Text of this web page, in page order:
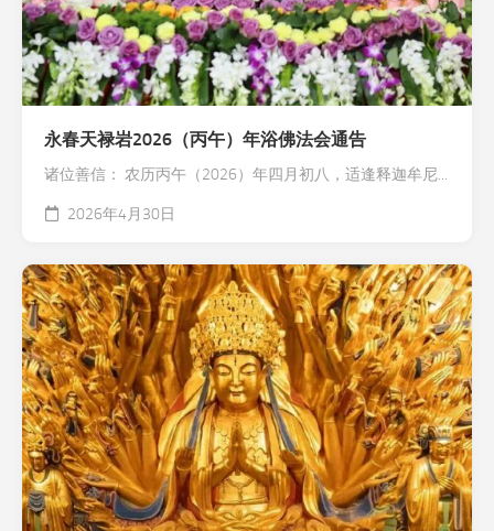
永春天禄岩2026（丙午）年浴佛法会通告
诸位善信： 农历丙午（2026）年四月初八，适逢释迦牟尼...
2026年4月30日